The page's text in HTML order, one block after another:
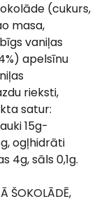
(cukurs,
masa,
vaniļas
apelsīnu
rieksti,
satur:
15g-
ogļhidrāti
4g, sāls 0,1g.
ŠOKOLĀDĒ,